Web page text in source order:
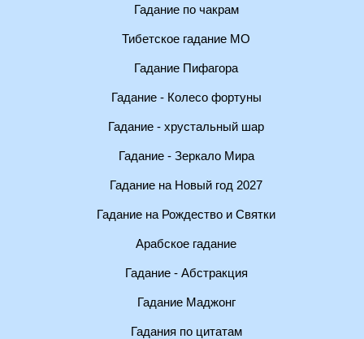
Гадание по чакрам
Тибетское гадание МО
Гадание Пифагора
Гадание - Колесо фортуны
Гадание - хрустальный шар
Гадание - Зеркало Мира
Гадание на Новый год 2027
Гадание на Рождество и Святки
Арабское гадание
Гадание - Абстракция
Гадание Маджонг
Гадания по цитатам